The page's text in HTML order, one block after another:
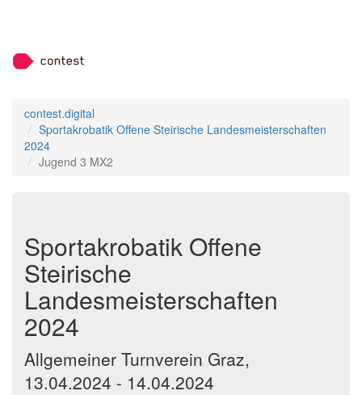
contest.digital
Sportakrobatik Offene Steirische Landesmeisterschaften
2024
Jugend 3 MX2
Sportakrobatik Offene
Steirische
Landesmeisterschaften
2024
Allgemeiner Turnverein Graz,
13.04.2024 - 14.04.2024